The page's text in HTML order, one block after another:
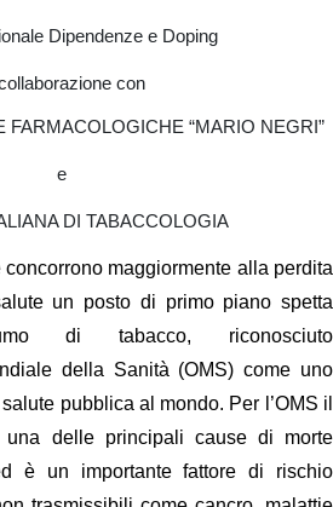
Dipendenze e Doping
con
FARMACOLOGICHE “MARIO NEGRI”
e
DI TABACCOLOGIA
maggiormente alla perdita
un posto di primo piano spetta
di tabacco, riconosciuto
della Sanità (OMS) come uno
pubblica al mondo. Per l’OMS il
delle principali cause di morte
è un importante fattore di rischio